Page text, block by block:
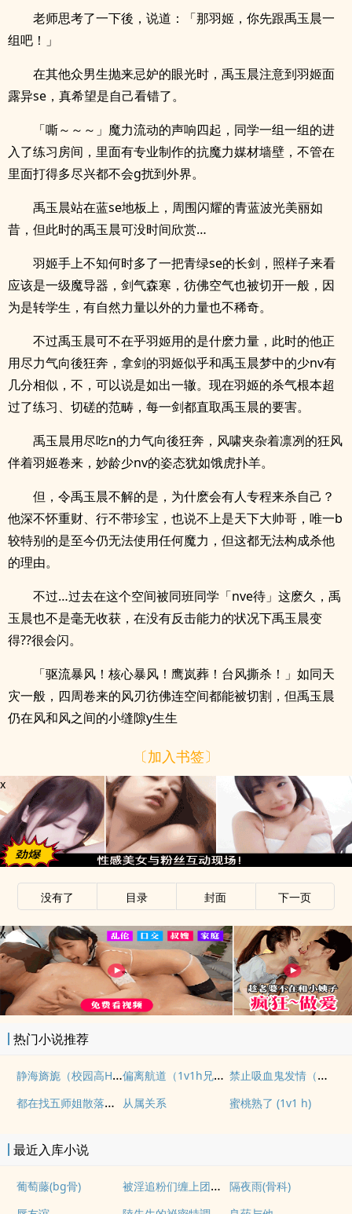
老师思考了一下後，说道：「那羽姬，你先跟禹玉晨一
组吧！」
在其他众男生抛来忌妒的眼光时，禹玉晨注意到羽姬面
露异se，真希望是自己看错了。
「嘶～～～」魔力流动的声响四起，同学一组一组的进
入了练习房间，里面有专业制作的抗魔力媒材墙壁，不管在
里面打得多尽兴都不会g扰到外界。
禹玉晨站在蓝se地板上，周围闪耀的青蓝波光美丽如
昔，但此时的禹玉晨可没时间欣赏…
羽姬手上不知何时多了一把青绿se的长剑，照样子来看
应该是一级魔导器，剑气森寒，彷佛空气也被切开一般，因
为是转学生，有自然力量以外的力量也不稀奇。
不过禹玉晨可不在乎羽姬用的是什麽力量，此时的他正
用尽力气向後狂奔，拿剑的羽姬似乎和禹玉晨梦中的少nv有
几分相似，不，可以说是如出一辙。现在羽姬的杀气根本超
过了练习、切磋的范畴，每一剑都直取禹玉晨的要害。
禹玉晨用尽吃n的力气向後狂奔，风啸夹杂着凛冽的狂风
伴着羽姬卷来，妙龄少nv的姿态犹如饿虎扑羊。
但，令禹玉晨不解的是，为什麽会有人专程来杀自己？
他深不怀重财、行不带珍宝，也说不上是天下大帅哥，唯一b
较特别的是至今仍无法使用任何魔力，但这都无法构成杀他
的理由。
不过…过去在这个空间被同班同学「nve待」这麽久，禹
玉晨也不是毫无收获，在没有反击能力的状况下禹玉晨变
得??很会闪。
「驱流暴风！核心暴风！鹰岚葬！台风撕杀！」如同天
灾一般，四周卷来的风刃彷佛连空间都能被切割，但禹玉晨
仍在风和风之间的小缝隙y生生
〔加入书签〕
x
没有了 目录 封面 下一页
x
热门小说推荐
静海旖旎（校园高H） 偏离航道（1v1h兄妹骨科bg）
禁止吸血鬼发情（姐狗高H 1v1）
都在找五师姐散落的法宝
从属关系 蜜桃熟了 (1v1 h)
最近入库小说
葡萄藤(bg骨) 被淫追粉们缠上团播女主播(露出NPH)
隔夜雨(骨科)